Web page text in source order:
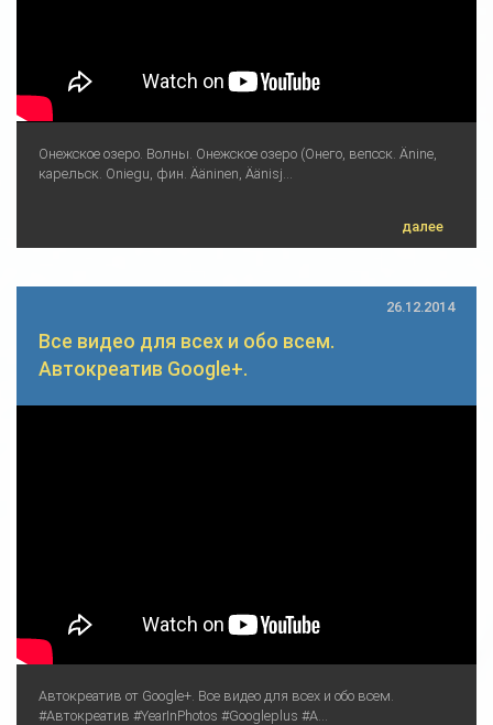
Онежское озеро. Волны. Онежское озеро (Онего, вепсск. Änine,
карельск. Oniegu, фин. Ääninen, Äänisj...
далее
26.12.2014
Все видео для всех и обо всем.
Автокреатив Google+.
Автокреатив от Google+. Все видео для всех и обо всем.
#Автокреатив #YearInPhotos #Googleplus #A...